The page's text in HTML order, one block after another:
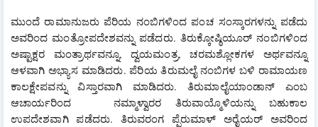
ಮುಂದೆ ರಾಮಾನುಜರು ಪೆರಿಯ ನಂಬಿಗಳಿಂದ ಪಂಚ ಸಂಸ್ಕಾರಗಳನ್ನು ಪಡೆದು
ಅವರಿಂದ ಮಂತ್ರೋಪದೇಶವನ್ನು ಪಡೆದರು. ತಿರುಕ್ಕೋಷ್ಠಿಯೂರ್ ನಂಬಿಗಳಿಂದ
ಅಷ್ಟಾಕ್ಷರ ಮಂತ್ರಾರ್ಥವನ್ನೂ, ದ್ವಯಮಂತ್ರ, ಚರಮಶ್ಲೋಕಗಳ ಅರ್ಥವನ್ನೂ
ಆಳವಾಗಿ ಅಭ್ಯಾಸ ಮಾಡಿದರು. ಪೆರಿಯ ತಿರುಮಲೈ ನಂಬಿಗಳ ಬಳಿ ರಾಮಾಯಣ
ಕಾಲಕ್ಷೇಪವನ್ನು ವಿಸ್ತಾರವಾಗಿ ಮಾಡಿದರು. ತಿರುಮಾಲೈಯಾಂಡಾನ್ ಎಂಬ
ಆಚಾರ್ಯರಿಂದ   ನಮ್ಮಾಳ್ವಾರರ ತಿರುವಾಯ್ಮೊಳಿಯನ್ನು ಬಹುಕಾಲ
ಉಪದೇಶವಾಗಿ ಪಡೆದರು. ತಿರುವರಂಗ ಪ್ಪೆರುಮಾಳ್ ಅರೈಯರ್ ಅವರಿಂದ